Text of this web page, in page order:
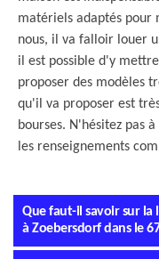
matériels adaptés pour
nous, il va falloir louer
il est possible d'y
proposer des modèles
qu'il va proposer est
bourses. N'hésitez pas
les renseignements
Que faut-il savoir sur
à Zoebersdorf dans le